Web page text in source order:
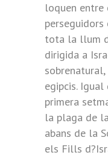
loquen entre
perseguidors
tota la llum
dirigida a
egipcis.
primera
la plaga de
abans de la
els Fills